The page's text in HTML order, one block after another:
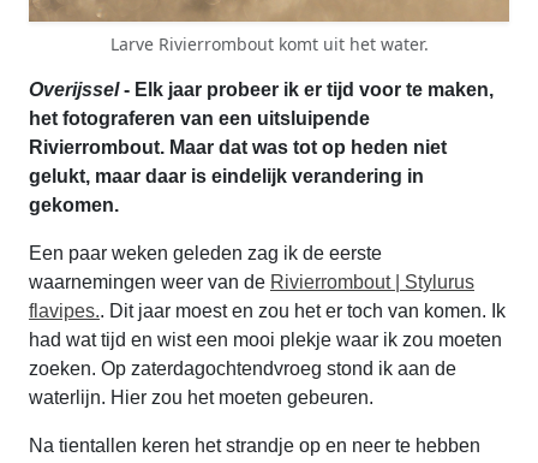
Larve Rivierrombout komt uit het water.
Overijssel- Elk jaar probeer ik er tijd voor te maken,
het fotograferen van een uitsluipende
Rivierrombout. Maar dat was tot op heden niet
gelukt, maar daar is eindelijk verandering in
gekomen.
Een paar weken geleden zag ik de eerste
waarnemingen weer van de Rivierrombout | Stylurus
flavipes.. Dit jaar moest en zou het er toch van komen. Ik
had wat tijd en wist een mooi plekje waar ik zou moeten
zoeken. Op zaterdagochtendvroeg stond ik aan de
waterlijn. Hier zou het moeten gebeuren.
Na tientallen keren het strandje op en neer te hebben